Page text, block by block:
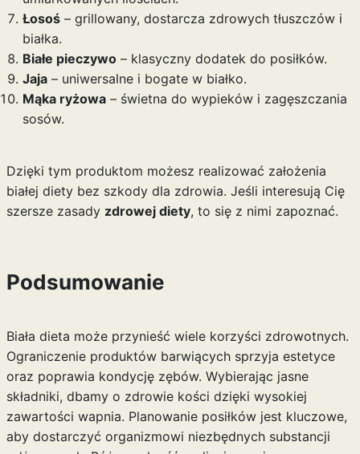
Łosoś– grillowany, dostarcza zdrowych tłuszczów i
białka.
Białe pieczywo– klasyczny dodatek do posiłków.
Jaja– uniwersalne i bogate w białko.
Mąka ryżowa– świetna do wypieków i zagęszczania
sosów.
Dzięki tym produktom możesz realizować założenia
białej diety bez szkody dla zdrowia. Jeśli interesują Cię
szersze zasady zdrowej diety, to się z nimi zapoznać.
Podsumowanie
Biała dieta może przynieść wiele korzyści zdrowotnych.
Ograniczenie produktów barwiących sprzyja estetyce
oraz poprawia kondycję zębów. Wybierając jasne
składniki, dbamy o zdrowie kości dzięki wysokiej
zawartości wapnia. Planowanie posiłków jest kluczowe,
aby dostarczyć organizmowi niezbędnych substancji